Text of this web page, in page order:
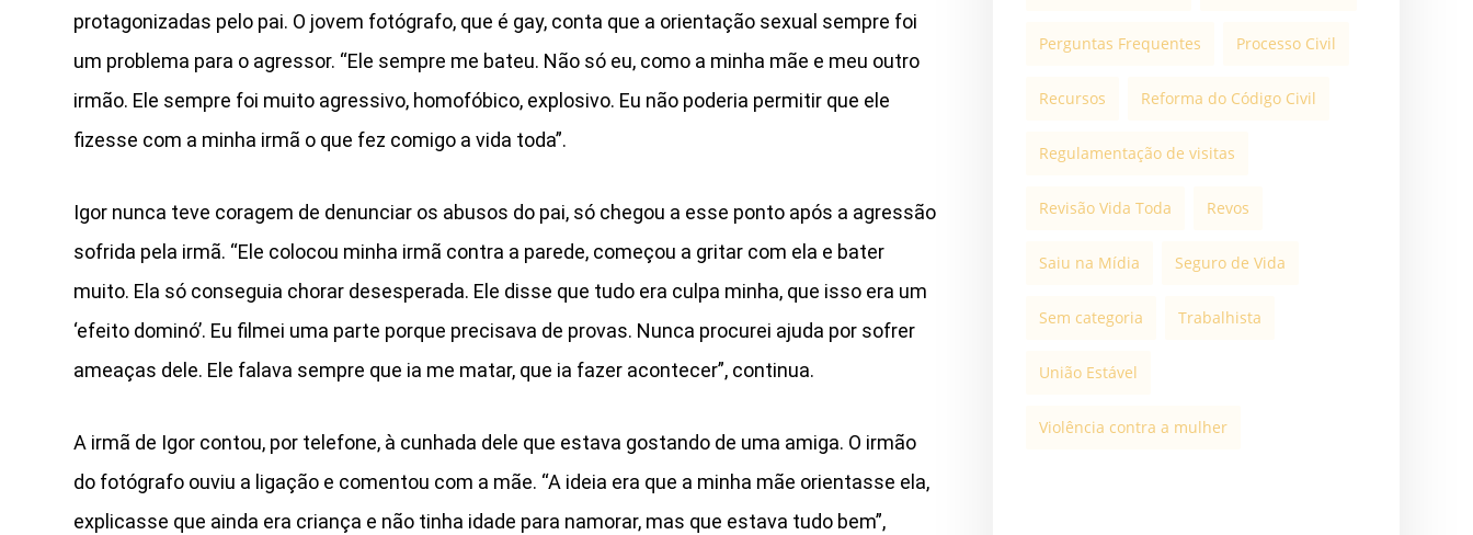
protagonizadas pelo pai. O jovem fotógrafo, que é gay, conta que a orientação sexual sempre foi
um problema para o agressor. “Ele sempre me bateu. Não só eu, como a minha mãe e meu outro
irmão. Ele sempre foi muito agressivo, homofóbico, explosivo. Eu não poderia permitir que ele
fizesse com a minha irmã o que fez comigo a vida toda”.
Igor nunca teve coragem de denunciar os abusos do pai, só chegou a esse ponto após a agressão
sofrida pela irmã. “Ele colocou minha irmã contra a parede, começou a gritar com ela e bater
muito. Ela só conseguia chorar desesperada. Ele disse que tudo era culpa minha, que isso era um
‘efeito dominó’. Eu filmei uma parte porque precisava de provas. Nunca procurei ajuda por sofrer
ameaças dele. Ele falava sempre que ia me matar, que ia fazer acontecer”, continua.
A irmã de Igor contou, por telefone, à cunhada dele que estava gostando de uma amiga. O irmão
do fotógrafo ouviu a ligação e comentou com a mãe. “A ideia era que a minha mãe orientasse ela,
explicasse que ainda era criança e não tinha idade para namorar, mas que estava tudo bem”,
Perguntas Frequentes Processo Civil
Recursos Reforma do Código Civil
Regulamentação de visitas
Revisão Vida Toda Revos
Saiu na Mídia Seguro de Vida
Sem categoria Trabalhista
União Estável
Violência contra a mulher